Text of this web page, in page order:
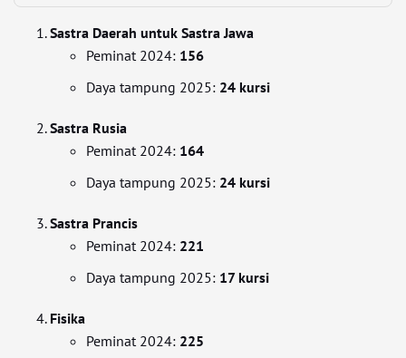
Sastra Daerah untuk Sastra Jawa
Peminat 2024: 156
Daya tampung 2025: 24 kursi
Sastra Rusia
Peminat 2024: 164
Daya tampung 2025: 24 kursi
Sastra Prancis
Peminat 2024: 221
Daya tampung 2025: 17 kursi
Fisika
Peminat 2024: 225